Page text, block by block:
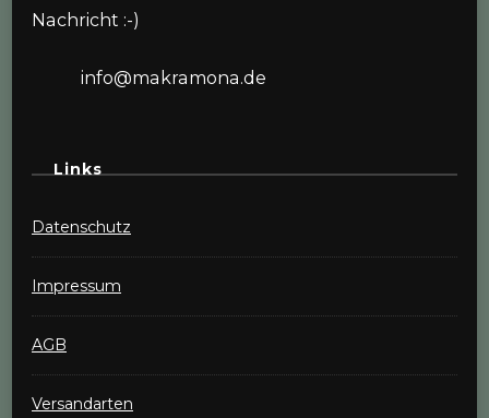
Nachricht :-)
info@makramona.de
Links
Datenschutz
Impressum
AGB
Versandarten